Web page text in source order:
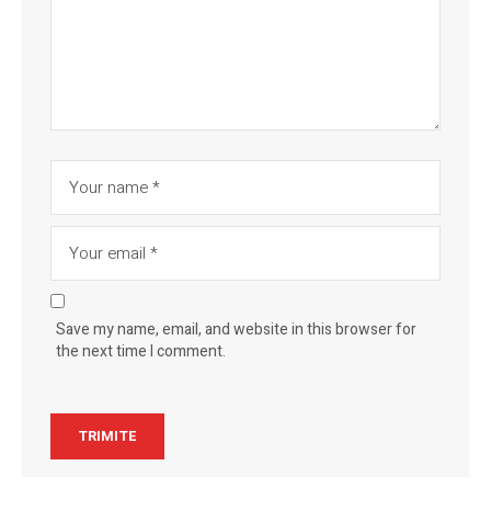
Save my name, email, and website in this browser for
the next time I comment.